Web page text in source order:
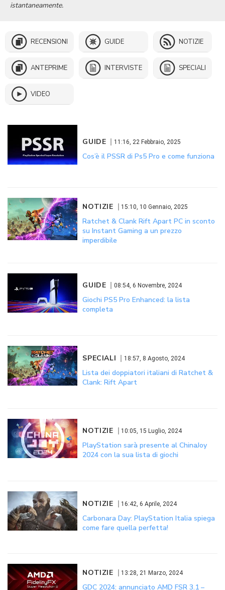
istantaneamente.
RECENSIONI GUIDE NOTIZIE
ANTEPRIME INTERVISTE SPECIALI
VIDEO
GUIDE 11:16, 22 Febbraio, 2025
Cos’è il PSSR di Ps5 Pro e come funziona
NOTIZIE 15:10, 10 Gennaio, 2025
Ratchet & Clank Rift Apart PC in sconto
su Instant Gaming a un prezzo
imperdibile
GUIDE 08:54, 6 Novembre, 2024
Giochi PS5 Pro Enhanced: la lista
completa
SPECIALI 18:57, 8 Agosto, 2024
Lista dei doppiatori italiani di Ratchet &
Clank: Rift Apart
NOTIZIE 10:05, 15 Luglio, 2024
PlayStation sarà presente al ChinaJoy
2024 con la sua lista di giochi
NOTIZIE 16:42, 6 Aprile, 2024
Carbonara Day: PlayStation Italia spiega
come fare quella perfetta!
NOTIZIE 13:28, 21 Marzo, 2024
GDC 2024: annunciato AMD FSR 3.1 –